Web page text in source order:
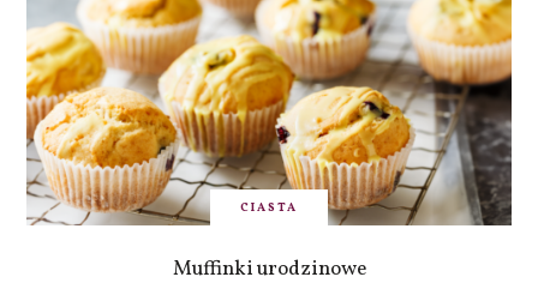
CIASTA
Muffinki urodzinowe